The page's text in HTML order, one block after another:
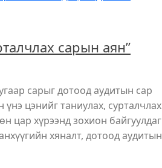
сарын аян”
сарыг дотоод аудитын сар
цэнийг таниулах, сурталчлах
цар хүрээнд зохион байгуулдаг
хяналт, дотоод аудитын